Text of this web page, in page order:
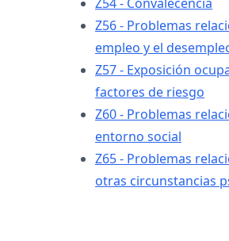
Z56 - Problemas
empleo y el
Z57 - Exposición
factores de riesgo
Z60 - Problemas
entorno social
Z65 - Problemas
otras circunstancias